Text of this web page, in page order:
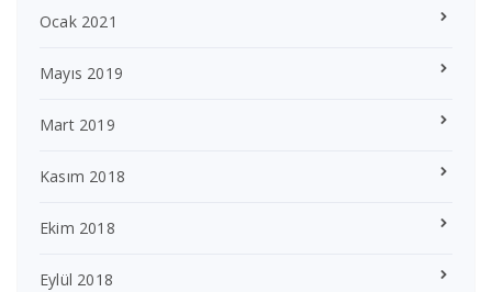
Ocak 2021
Mayıs 2019
Mart 2019
Kasım 2018
Ekim 2018
Eylül 2018